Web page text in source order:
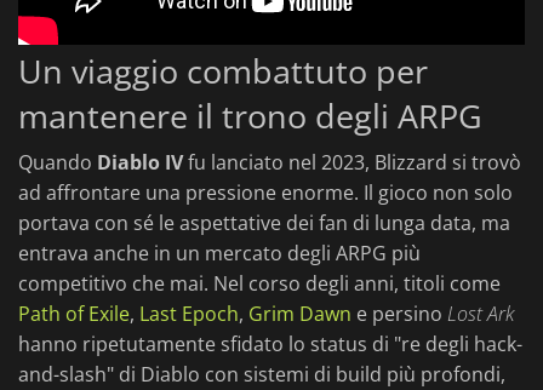
Un viaggio combattuto per
mantenere il trono degli ARPG
Quando Diablo IVfu lanciato nel 2023, Blizzard si trovò
ad affrontare una pressione enorme. Il gioco non solo
portava con sé le aspettative dei fan di lunga data, ma
entrava anche in un mercato degli ARPG più
competitivo che mai. Nel corso degli anni, titoli come
Path of Exile, Last Epoch, Grim Dawn e persino Lost Ark
hanno ripetutamente sfidato lo status di "re degli hack-
and-slash" di Diablo con sistemi di build più profondi,